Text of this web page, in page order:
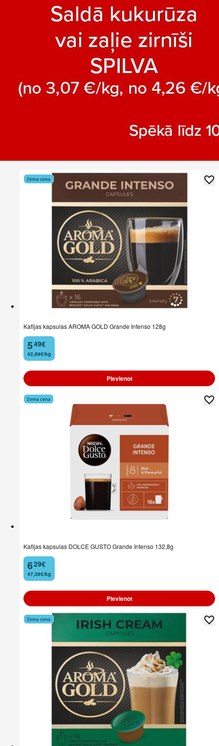
Kafijas kapsulas AROMA GOLD Grande Intenso 128g
5
. 49€
42,89€/kg
Pievienot
Kafijas kapsulas DOLCE GUSTO Grande Intenso 132,8g
6
. 29€
47,36€/kg
Pievienot